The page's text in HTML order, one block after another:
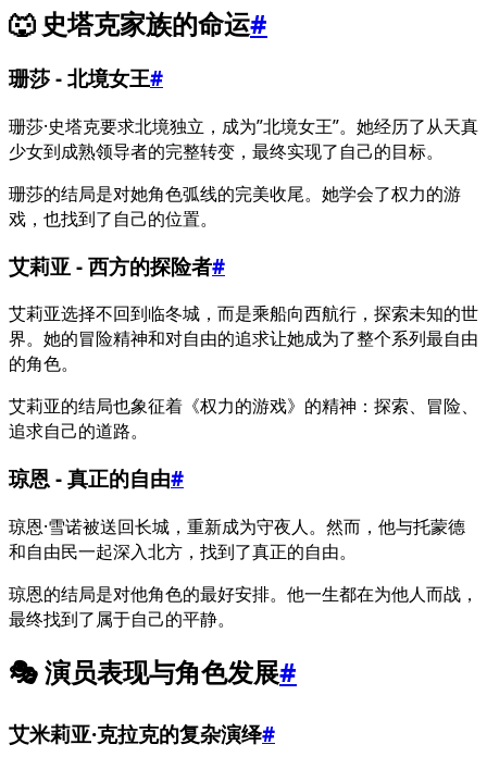
🐺 史塔克家族的命运#
珊莎 - 北境女王#
珊莎·史塔克要求北境独立，成为”北境女王”。她经历了从天真
少女到成熟领导者的完整转变，最终实现了自己的目标。
珊莎的结局是对她角色弧线的完美收尾。她学会了权力的游
戏，也找到了自己的位置。
艾莉亚 - 西方的探险者#
艾莉亚选择不回到临冬城，而是乘船向西航行，探索未知的世
界。她的冒险精神和对自由的追求让她成为了整个系列最自由
的角色。
艾莉亚的结局也象征着《权力的游戏》的精神：探索、冒险、
追求自己的道路。
琼恩 - 真正的自由#
琼恩·雪诺被送回长城，重新成为守夜人。然而，他与托蒙德
和自由民一起深入北方，找到了真正的自由。
琼恩的结局是对他角色的最好安排。他一生都在为他人而战，
最终找到了属于自己的平静。
🎭 演员表现与角色发展#
艾米莉亚·克拉克的复杂演绎#